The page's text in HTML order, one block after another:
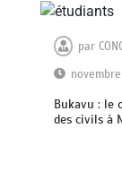
par
Bukavu : le
des civils à